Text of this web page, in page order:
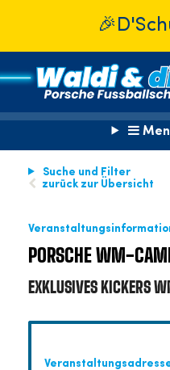
Suche und Filter
zurück zur Übersicht
PORSCHE WM-
EXKLUSIVES KICKERS
🎉D'Schul